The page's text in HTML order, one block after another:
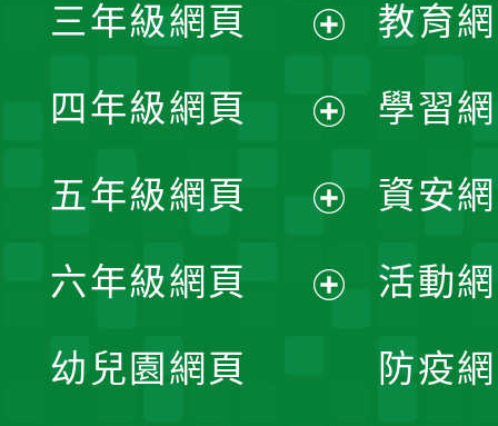
選
單
開
選
單
三年級網頁
開
選
單
四年級網頁
開
選
五年級網頁
開
六年級網頁
幼兒園網頁
教育
學習
資安
活動
防疫